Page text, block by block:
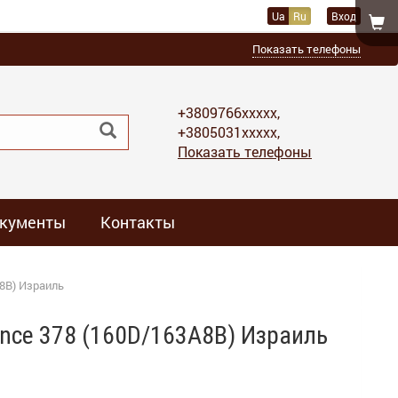
Ua Ru Вход
Показать телефоны
+3809766xxxxx,
+3805031xxxxx,
Показать телефоны
Контакты
Израиль
378 (160D/163A8B) Израиль